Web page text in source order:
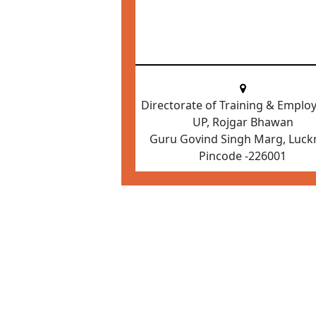
Directorate of Training &
UP, Rojgar Bhawan
Guru Govind Singh Marg,
Pincode -226001